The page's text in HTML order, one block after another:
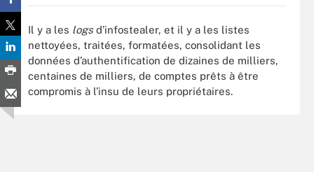
Il y a les logsd’infostealer, et il y a les listes
nettoyées, traitées, formatées, consolidant les
données d’authentification de dizaines de milliers,
centaines de milliers, de comptes prêts à être
compromis à l’insu de leurs propriétaires.